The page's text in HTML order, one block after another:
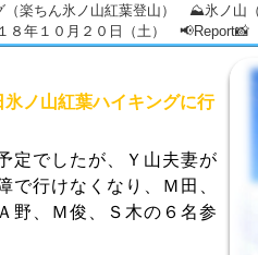
（楽ちん氷ノ山紅葉登山） ⛰氷ノ山
８年１０月２０日（土） 📢Report📸
ノ山紅葉ハイキングに行
定でしたが、Ｙ山夫妻が
で行けなくなり、Ｍ田、
野、Ｍ俊、Ｓ木の６名参